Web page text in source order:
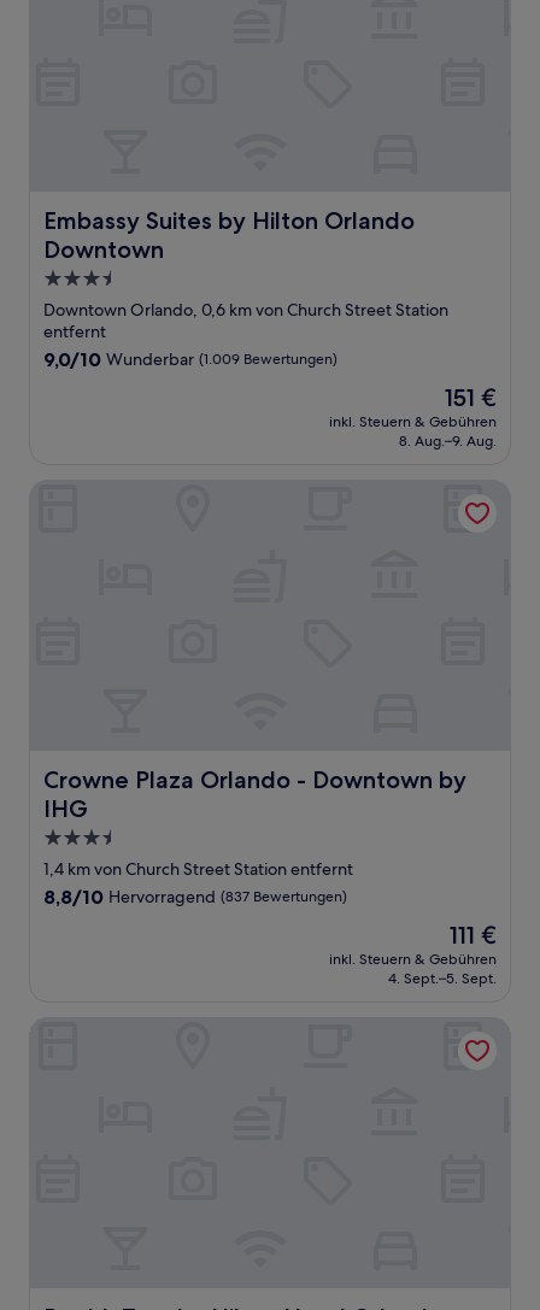
Embassy Suites by Hilton Orlando
Downtown
Embassy Suites by Hilton Orlando Downtown
3.5-
Sterne-
Unterkunft
Downtown Orlando, 0,6 km von Church Street Station
entfernt
9.0
9,0/10 Wunderbar (1.009 Bewertungen)
Der
Preis
beträgt
151 €
inkl. Steuern & Gebühren
8. Aug.–9. Aug.
Crowne Plaza Orlando - Downtown by
IHG
Crowne Plaza Orlando - Downtown by IHG
3.5-
Sterne-
Unterkunft
1,4 km von Church Street Station entfernt
8.8
8,8/10 Hervorragend (837 Bewertungen)
Der
Preis
beträgt
111 €
inkl. Steuern & Gebühren
4. Sept.–5. Sept.